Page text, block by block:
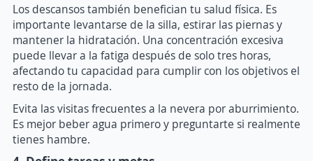
Los descansos también benefician tu salud física. Es
importante levantarse de la silla, estirar las piernas y
mantener la hidratación. Una concentración excesiva
puede llevar a la fatiga después de solo tres horas,
afectando tu capacidad para cumplir con los objetivos el
resto de la jornada.
Evita las visitas frecuentes a la nevera por aburrimiento.
Es mejor beber agua primero y preguntarte si realmente
tienes hambre.